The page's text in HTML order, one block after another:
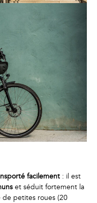
facilement : il est
et séduit fortement la
de petites roues (20